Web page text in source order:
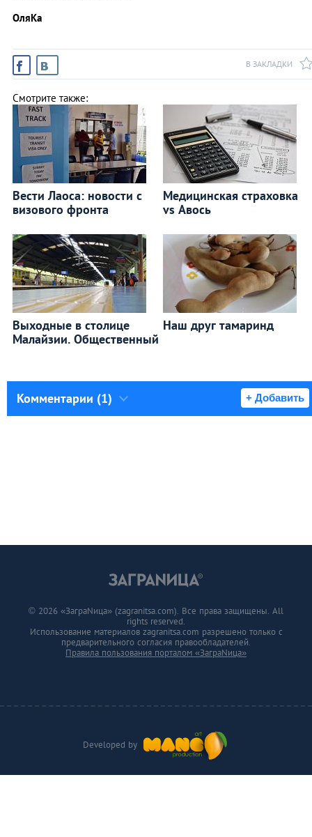
ОляКа
В ЗАКЛАДКИ
Смотрите также:
Вести Лаоса: новости с
визового фронта
Медицинская страховка
vs Авось
Выходные в столице
Малайзии. Общественный
Наш друг тамаринд
Комментарии (1) + Добавить
Developed by
© 2026 «ЗаграNица» (zagranitsa.com). Все права защищены. All
rights reserved.
Использование материалов zagranitsa.com разрешено только с
предварительного согласия правообладателей.
Правила пользования порталом «ЗаграNица»